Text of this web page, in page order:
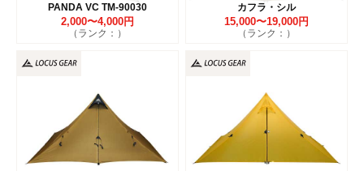
PANDA VC TM-90030
2,000〜4,000円
（ランク：）
カフラ・シル
15,000〜19,000円
（ランク：）